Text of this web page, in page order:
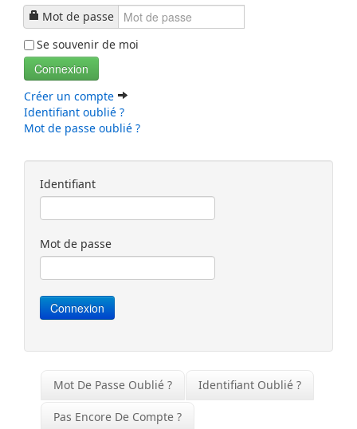
Mot de passe
Se souvenir de moi
Connexion
Créer un compte
Identifiant oublié ?
Mot de passe oublié ?
Identifiant
Mot de passe
Connexion
Mot De Passe Oublié ? Identifiant Oublié ?
Pas Encore De Compte ?